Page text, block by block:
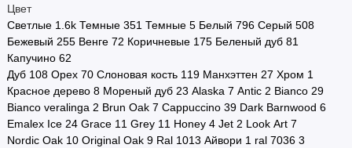
Цвет
Светлые 1.6k Темные 351 Темные 5 Белый 796 Серый 508
Бежевый 255 Венге 72 Коричневые 175 Беленый дуб 81
Капучино 62
Дуб 108 Орех 70 Слоновая кость 119 Манхэттен 27 Хром 1
Красное дерево 8 Мореный дуб 23 Alaska 7 Antic 2 Bianco 29
Bianco veralinga 2 Brun Oak 7 Cappuccino 39 Dark Barnwood 6
Emalex Ice 24 Grace 11 Grey 11 Honey 4 Jet 2 Look Art 7
Nordic Oak 10 Original Oak 9 Ral 1013 Айвори 1 ral 7036 3